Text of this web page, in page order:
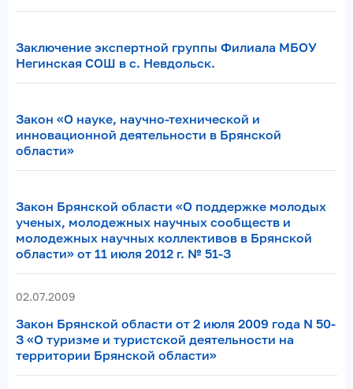
Заключение экспертной группы Филиала МБОУ
Негинская СОШ в с. Невдольск.
Закон «О науке, научно-технической и
инновационной деятельности в Брянской
области»
Закон Брянской области «О поддержке молодых
ученых, молодежных научных сообществ и
молодежных научных коллективов в Брянской
области» от 11 июля 2012 г. № 51-З
02.07.2009
Закон Брянской области от 2 июля 2009 года N 50-
З «О туризме и туристской деятельности на
территории Брянской области»